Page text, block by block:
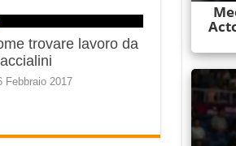
trovare lavoro da
Febbraio 2017